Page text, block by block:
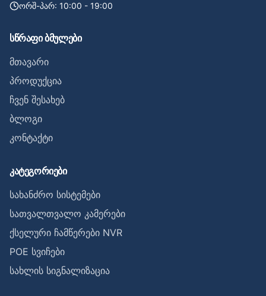
ორშ-პარ: 10:00 - 19:00
სწრაფი ბმულები
მთავარი
პროდუქცია
ჩვენ შესახებ
ბლოგი
კონტაქტი
კატეგორიები
სახანძრო სისტემები
სათვალთვალო კამერები
ქსელური ჩამწერები NVR
POE სვიჩები
სახლის სიგნალიზაცია